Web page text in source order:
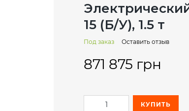
15 (Б/У), 1.5 т
Под заказ Оставить отзыв
871 875 грн
КУПИТЬ